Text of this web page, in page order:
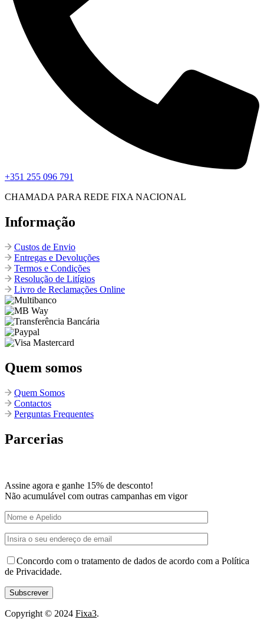
+351 255 096 791
CHAMADA PARA REDE FIXA NACIONAL
Informação
Custos de Envio
Entregas e Devoluções
Termos e Condições
Resolução de Litígios
Livro de Reclamações Online
Quem somos
Quem Somos
Contactos
Perguntas Frequentes
Parcerias
Assine agora e ganhe 15% de desconto!
Não acumulável com outras campanhas em vigor
Concordo com o tratamento de dados de acordo com a Política
de Privacidade.
Copyright © 2024 Fixa3.